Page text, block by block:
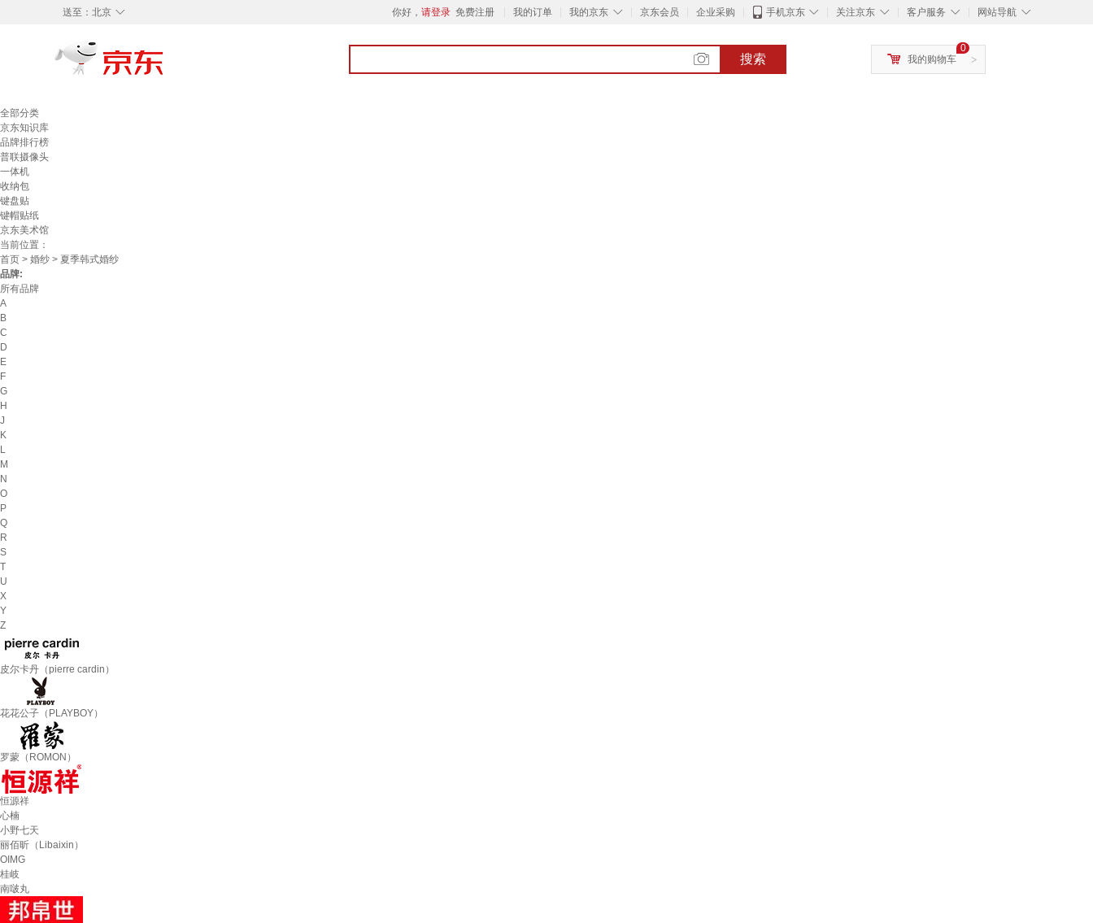
◇
送至： 北京 你好， 请登录 免费注册 我的订单 ◇
我的京东 京东会员 企业采购 ◇
手机京东 ◇
关注京东 ◇
客户服务 ◇
网站导航
搜索 >
0
我的购物车
全部分类
京东知识库
品牌排行榜
普联摄像头
一体机
收纳包
键盘贴
键帽贴纸
京东美术馆
当前位置：
首页 > 婚纱 > 夏季韩式婚纱
品牌:
所有品牌
A
B
C
D
E
F
G
H
J
K
L
M
N
O
P
Q
R
S
T
U
X
Y
Z
皮尔卡丹（pierre cardin）
花花公子（PLAYBOY）
罗蒙（ROMON）
恒源祥
心楠
小野七天
丽佰昕（Libaixin）
OIMG
桂岐
南啵丸